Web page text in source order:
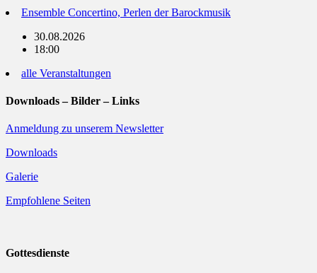
Ensemble Concertino, Perlen der Barockmusik
30.08.2026
18:00
alle Veranstaltungen
Downloads – Bilder – Links
Anmeldung zu unserem Newsletter
Downloads
Galerie
Empfohlene Seiten
Gottesdienste